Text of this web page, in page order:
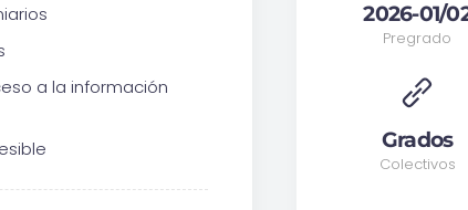
a la información
2026-01/
Pregrado
Grados
Colectivos